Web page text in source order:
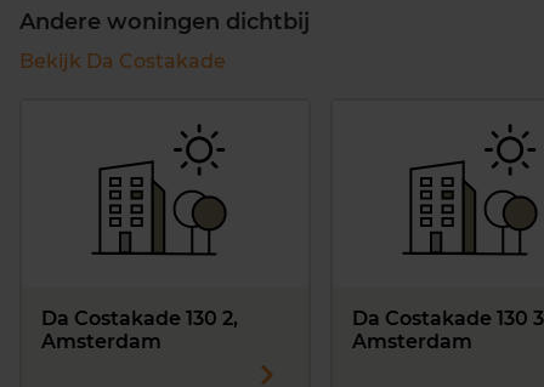
Andere woningen dichtbij
Bekijk Da Costakade
Da Costakade 130 2,
Amsterdam
Da Costakade 130
Amsterdam